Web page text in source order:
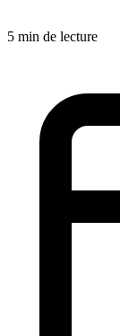
5 min de lecture